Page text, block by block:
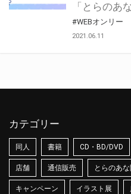
#WEBオンリー
2021.06.11
カテゴリー
同人 書籍 CD・BD/DVD
店舗 通信販売 とらのあ
キャンペーン イラスト展